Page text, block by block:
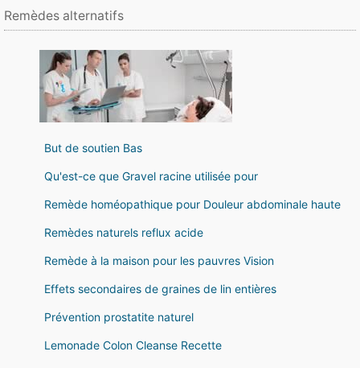
Remèdes alternatifs
But de soutien Bas
Qu'est-ce que Gravel racine utilisée pour
Remède homéopathique pour Douleur abdominale haute
Remèdes naturels reflux acide
Remède à la maison pour les pauvres Vision
Effets secondaires de graines de lin entières
Prévention prostatite naturel
Lemonade Colon Cleanse Recette